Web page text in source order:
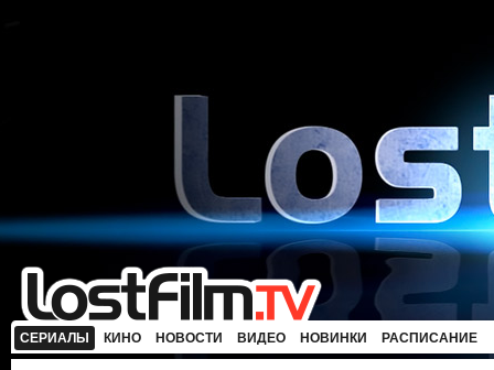
СЕРИАЛЫ КИНО НОВОСТИ ВИДЕО НОВИНКИ РАСПИСАНИЕ